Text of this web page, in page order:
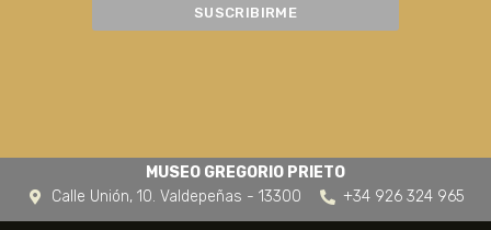
MUSEO GREGORIO PRIETO
Calle Unión, 10. Valdepeñas - 13300
+34 926 324 965